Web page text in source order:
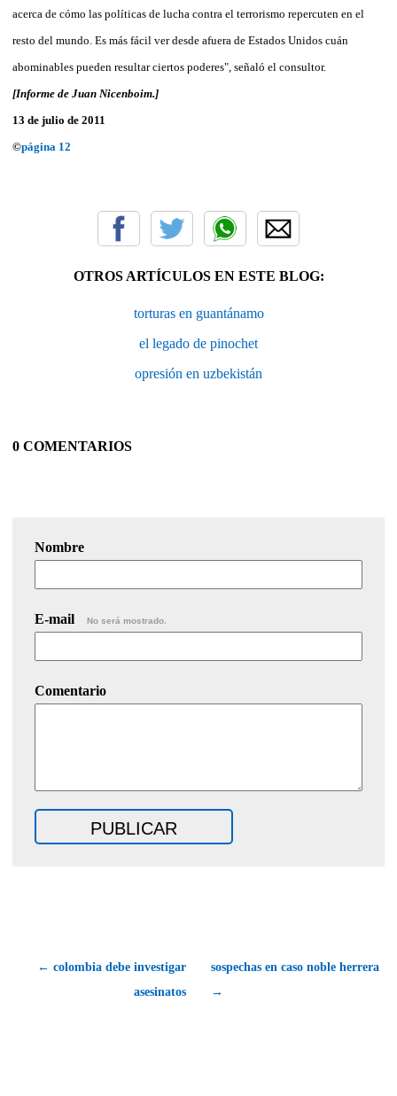
acerca de cómo las políticas de lucha contra el terrorismo repercuten en el
resto del mundo. Es más fácil ver desde afuera de Estados Unidos cuán
abominables pueden resultar ciertos poderes", señaló el consultor.
[Informe de Juan Nicenboim.]
13 de julio de 2011
©página 12
OTROS ARTÍCULOS EN ESTE BLOG:
torturas en guantánamo
el legado de pinochet
opresión en uzbekistán
0 COMENTARIOS
Nombre
E-mail No será mostrado.
Comentario
← colombia debe investigar
asesinatos
sospechas en caso noble herrera
→